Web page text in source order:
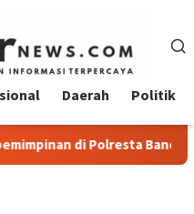
Daerah Politik
Bandar Lampung